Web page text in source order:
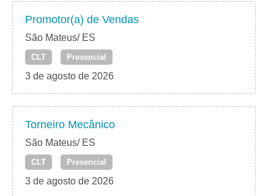
Promotor(a) de Vendas
São Mateus/ ES
CLT Presencial
3 de agosto de 2026
Torneiro Mecânico
São Mateus/ ES
CLT Presencial
3 de agosto de 2026